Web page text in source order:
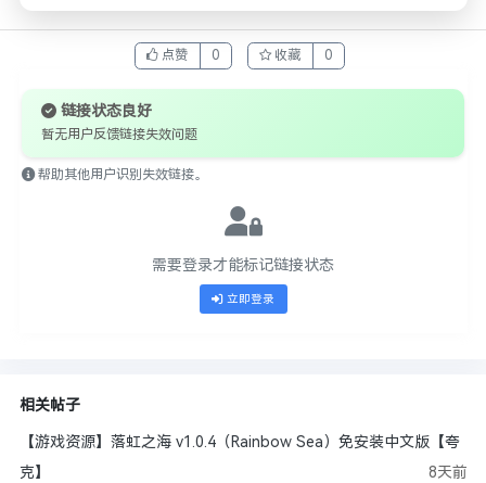
点赞 0 收藏 0
链接状态良好
暂无用户反馈链接失效问题
帮助其他用户识别失效链接。
需要登录才能标记链接状态
立即登录
相关帖子
【游戏资源】落虹之海 v1.0.4（Rainbow Sea）免安装中文版【夸
克】
8天前